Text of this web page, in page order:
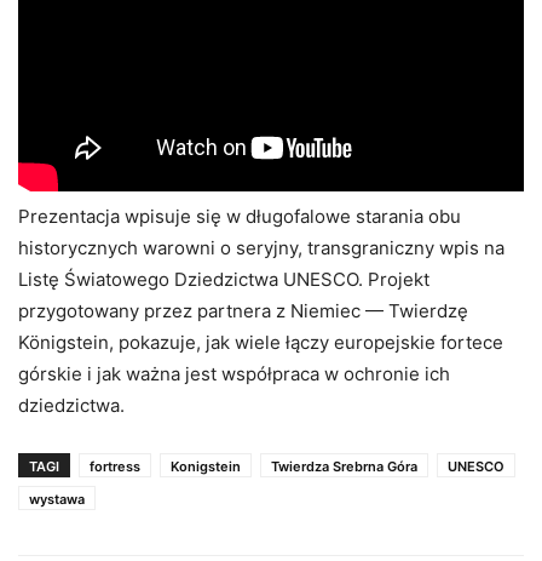
Prezentacja wpisuje się w długofalowe starania obu
historycznych warowni o seryjny, transgraniczny wpis na
Listę Światowego Dziedzictwa UNESCO. Projekt
przygotowany przez partnera z Niemiec — Twierdzę
Königstein, pokazuje, jak wiele łączy europejskie fortece
górskie i jak ważna jest współpraca w ochronie ich
dziedzictwa.
TAGI fortress Konigstein Twierdza Srebrna Góra
UNESCO
wystawa